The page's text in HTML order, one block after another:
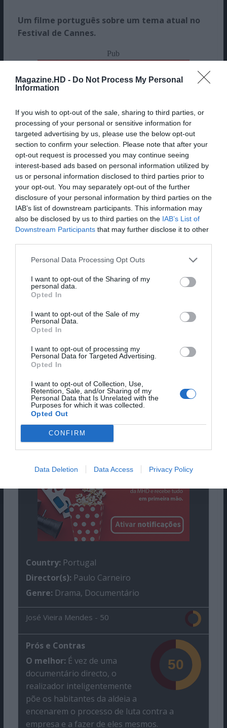
Magazine.HD - Do Not Process My Personal
Information
If you wish to opt-out of the sale, sharing to third parties, or
processing of your personal or sensitive information for
targeted advertising by us, please use the below opt-out
section to confirm your selection. Please note that after your
opt-out request is processed you may continue seeing
interest-based ads based on personal information utilized by
us or personal information disclosed to third parties prior to
your opt-out. You may separately opt-out of the further
disclosure of your personal information by third parties on the
IAB’s list of downstream participants. This information may
also be disclosed by us to third parties on the IAB’s List of
Downstream Participants that may further disclose it to other
Personal Data Processing Opt Outs
I want to opt-out of the Sharing of my
personal data.
Opted In
I want to opt-out of the Sale of my
Personal Data.
Opted In
I want to opt-out of processing my
Personal Data for Targeted Advertising.
Opted In
I want to opt-out of Collection, Use,
Retention, Sale, and/or Sharing of my
Personal Data that Is Unrelated with the
Purposes for which it was collected.
Opted Out
CONFIRM
Data Deletion Data Access Privacy Policy
Um filme português sobre um tema atual no
Festival de Cannes.
Pub
A Savana e a Montanha, em análise
metragem “Water to Tabato”, em 2014, e do
seu primeiro documentário de longa-
metragem, em 2018, “Bostofrio où le ciel
Paulo Carneiro está de volta com um
documentário novamente sobre as suas
segue a luta dos aldeões de Cova do Barroso
contra o governo e a empresa britânica,
concessionada, para o extrair lítio das suas
terras.
Pub
Country: Portugal
Director(s): Paulo Carneiro
Genre: Drama, Documentário
José Vieira Mendes - 50
Prós e Contras
O melhor: É vez de uma
documentário directo, o
realizador inteligentemente
põe os habitantes da aldeia a
encenarem o processo de luta contra a
empresa e a fazer de eles mesmos.